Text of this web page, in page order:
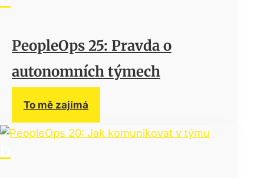
PeopleOps 25: Pravda o
autonomních týmech
To mě zajímá